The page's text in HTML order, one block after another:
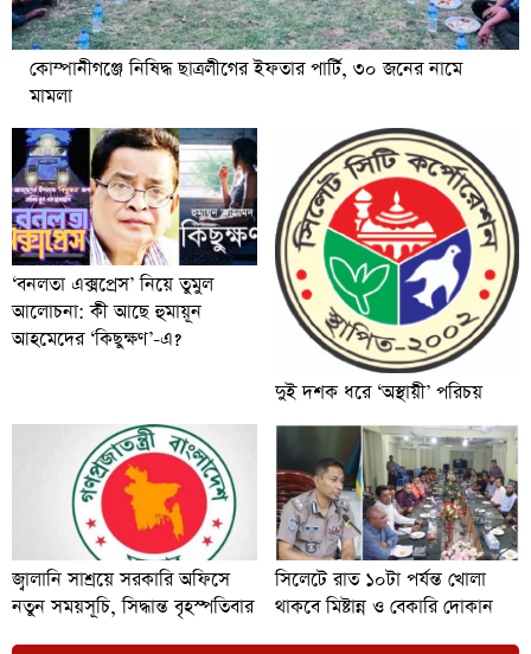
কোম্পানীগঞ্জে নিষিদ্ধ ছাত্রলীগের ইফতার পার্টি, ৩০ জনের নামে
মামলা
‘বনলতা এক্সপ্রেস’ নিয়ে তুমুল
আলোচনা: কী আছে হুমায়ূন
আহমেদের ‘কিছুক্ষণ’-এ?
দুই দশক ধরে ‘অস্থায়ী’ পরিচয়
জ্বালানি সাশ্রয়ে সরকারি অফিসে
নতুন সময়সূচি, সিদ্ধান্ত বৃহস্পতিবার
সিলেটে রাত ১০টা পর্যন্ত খোলা
থাকবে মিষ্টান্ন ও বেকারি দোকান